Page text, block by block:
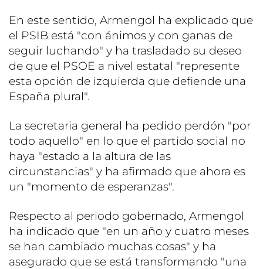
En este sentido, Armengol ha explicado que
el PSIB está "con ánimos y con ganas de
seguir luchando" y ha trasladado su deseo
de que el PSOE a nivel estatal "represente
esta opción de izquierda que defiende una
España plural".
La secretaria general ha pedido perdón "por
todo aquello" en lo que el partido social no
haya "estado a la altura de las
circunstancias" y ha afirmado que ahora es
un "momento de esperanzas".
Respecto al periodo gobernado, Armengol
ha indicado que "en un año y cuatro meses
se han cambiado muchas cosas" y ha
asegurado que se está transformando "una